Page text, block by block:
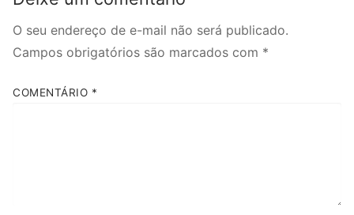
O seu endereço de e-mail não será publicado.
Campos obrigatórios são marcados com *
COMENTÁRIO *